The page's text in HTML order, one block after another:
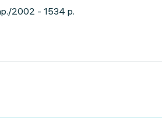
2002 - 1534 p.